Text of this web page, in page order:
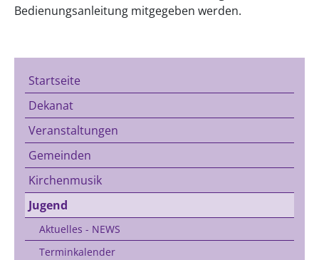
Bedienungsanleitung mitgegeben werden.
Startseite
Dekanat
Veranstaltungen
Gemeinden
Kirchenmusik
Jugend
Aktuelles - NEWS
Terminkalender